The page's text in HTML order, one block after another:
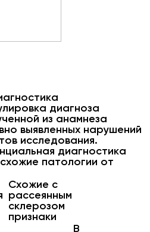
диагноза
из анамнеза
выявленных нарушений
исследования.
диагностика
патологии от
Схожие с
рассеянным
склерозом
признаки
В